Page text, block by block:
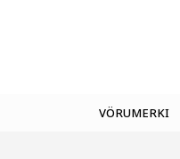
VÖRUMERKI